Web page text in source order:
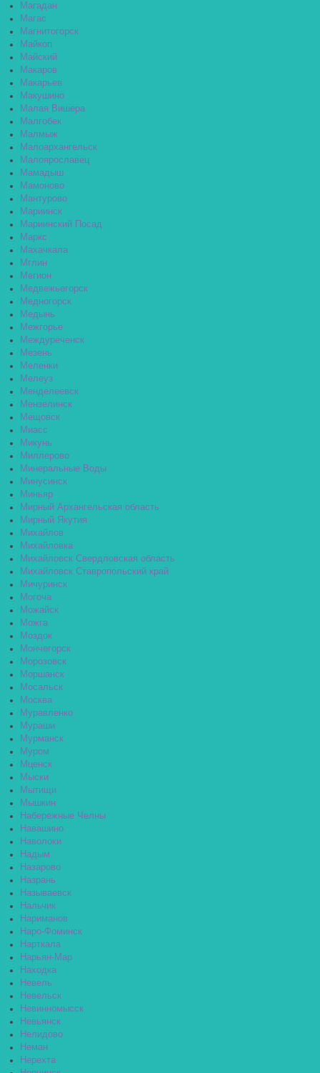
Магадан
Магас
Магнитогорск
Майкоп
Майский
Макаров
Макарьев
Макушино
Малая Вишера
Малгобек
Малмыж
Малоархангельск
Малоярославец
Мамадыш
Мамоново
Мантурово
Мариинск
Мариинский Посад
Маркс
Махачкала
Мглин
Мегион
Медвежьегорск
Медногорск
Медынь
Межгорье
Междуреченск
Мезень
Меленки
Мелеуз
Менделеевск
Мензелинск
Мещовск
Миасс
Микунь
Миллерово
Минеральные Воды
Минусинск
Миньяр
Мирный Архангельская область
Мирный Якутия
Михайлов
Михайловка
Михайловск Свердловская область
Михайловск Ставропольский край
Мичуринск
Могоча
Можайск
Можга
Моздок
Мончегорск
Морозовск
Моршанск
Мосальск
Москва
Муравленко
Мураши
Мурманск
Муром
Мценск
Мыски
Мытищи
Мышкин
Набережные Челны
Навашино
Наволоки
Надым
Назарово
Назрань
Называевск
Нальчик
Нариманов
Наро-Фоминск
Нарткала
Нарьян-Мар
Находка
Невель
Невельск
Невинномысск
Невьянск
Нелидово
Неман
Нерехта